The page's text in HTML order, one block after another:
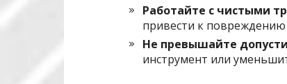
Работайте с чистыми
привести к повреждению
Не превышайте
инструмент или